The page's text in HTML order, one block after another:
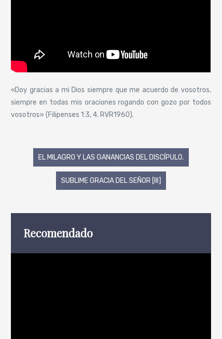
«Doy gracias a mi Dios siempre que me acuerdo de vosotros,
siempre en todas mis oraciones rogando con gozo por todos
vosotros» (Filipenses 1:3, 4. RVR1960).
Navegación
EL MILAGRO Y LAS GANANCIAS DEL DISCÍPULO.
SUBLIME GRACIA DEL SEÑOR [III]
Recomendado